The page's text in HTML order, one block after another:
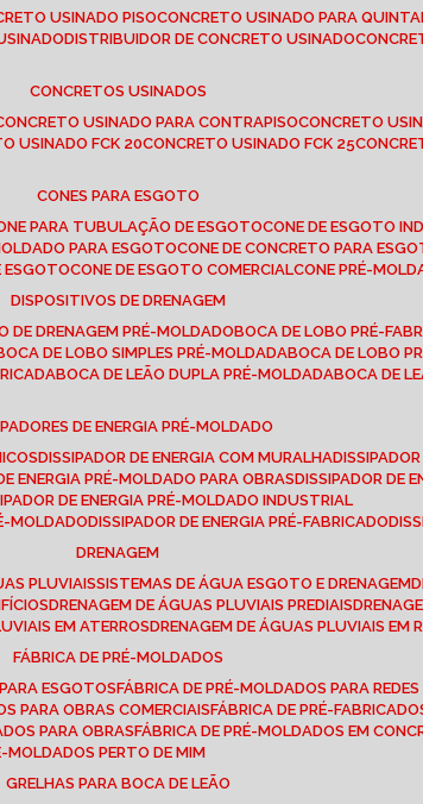
USINADO PISO CONCRETO USINADO PARA
DISTRIBUIDOR DE CONCRETO USINADO
CONCRETOS USINADOS
CONCRETO USINADO PARA CONTRAPISO CONCRETO
USINADO FCK 20 CONCRETO USINADO FCK 25
CONES PARA ESGOTO
PARA TUBULAÇÃO DE ESGOTO CONE DE ESGOTO
PARA ESGOTO CONE DE CONCRETO PARA
ESGOTO CONE DE ESGOTO COMERCIAL CONE PRÉ-
DISPOSITIVOS DE DRENAGEM
DE DRENAGEM PRÉ-MOLDADO BOCA DE LOBO PRÉ-
BOCA DE LOBO SIMPLES PRÉ-MOLDADA BOCA DE LOBO
BOCA DE LEÃO DUPLA PRÉ-MOLDADA BOCA DE
DE ENERGIA PRÉ-MOLDADO
DISSIPADOR DE ENERGIA COM MURALHA
DE ENERGIA PRÉ-MOLDADO PARA OBRAS DISSIPADOR DE
DE ENERGIA PRÉ-MOLDADO INDUSTRIAL
MOLDADO DISSIPADOR DE ENERGIA PRÉ-FABRICADO
DRENAGEM
PLUVIAIS SISTEMAS DE ÁGUA ESGOTO E DRENAGEM
DRENAGEM DE ÁGUAS PLUVIAIS PREDIAIS
EM ATERROS DRENAGEM DE ÁGUAS PLUVIAIS EM
FÁBRICA DE PRÉ-MOLDADOS
ESGOTOS FÁBRICA DE PRÉ-MOLDADOS PARA
PARA OBRAS COMERCIAIS FÁBRICA DE PRÉ-
PARA OBRAS FÁBRICA DE PRÉ-MOLDADOS EM
MOLDADOS PERTO DE MIM
GRELHAS PARA BOCA DE LEÃO